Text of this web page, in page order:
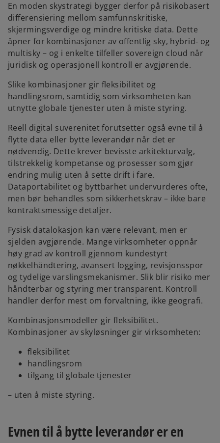
En moden skystrategi bygger derfor på risikobasert
differensiering mellom samfunnskritiske,
skjermingsverdige og mindre kritiske data. Dette
åpner for kombinasjoner av offentlig sky, hybrid‑ og
multisky – og i enkelte tilfeller sovereign cloud når
juridisk og operasjonell kontroll er avgjørende.
Slike kombinasjoner gir fleksibilitet og
handlingsrom, samtidig som virksomheten kan
utnytte globale tjenester uten å miste styring.
Reell digital suverenitet forutsetter også evne til å
flytte data eller bytte leverandør når det er
nødvendig. Dette krever bevisste arkitekturvalg,
tilstrekkelig kompetanse og prosesser som gjør
endring mulig uten å sette drift i fare.
Dataportabilitet og byttbarhet undervurderes ofte,
men bør behandles som sikkerhetskrav – ikke bare
kontraktsmessige detaljer.
Fysisk datalokasjon kan være relevant, men er
sjelden avgjørende. Mange virksomheter oppnår
høy grad av kontroll gjennom kundestyrt
nøkkelhåndtering, avansert logging, revisjonsspor
og tydelige varslingsmekanismer. Slik blir risiko mer
håndterbar og styring mer transparent. Kontroll
handler derfor mest om forvaltning, ikke geografi.
Kombinasjonsmodeller gir fleksibilitet.
Kombinasjoner av skyløsninger gir virksomheten:
fleksibilitet
handlingsrom
tilgang til globale tjenester
– uten å miste styring.
Evnen til å bytte leverandør er en